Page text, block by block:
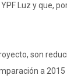
Luz y que,
son
a